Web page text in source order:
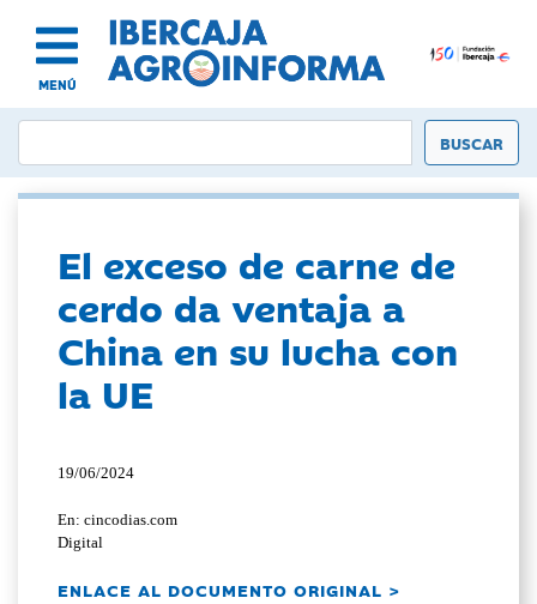
MENÚ
El exceso de carne de
cerdo da ventaja a
China en su lucha con
la UE
19/06/2024
En: cincodias.com
Digital
ENLACE AL DOCUMENTO ORIGINAL >